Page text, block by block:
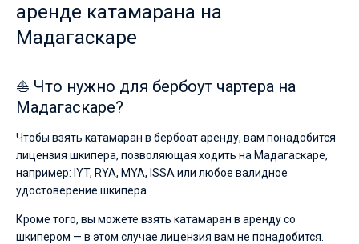
аренде катамарана на
Мадагаскаре
⛵ Что нужно для бербоут чартера на
Мадагаскаре?
Чтобы взять катамаран в бербоат аренду, вам понадобится
лицензия шкипера, позволяющая ходить на Мадагаскаре,
например: IYT, RYA, MYA, ISSA или любое валидное
удостоверение шкипера.
Кроме того, вы можете взять катамаран в аренду со
шкипером — в этом случае лицензия вам не понадобится.